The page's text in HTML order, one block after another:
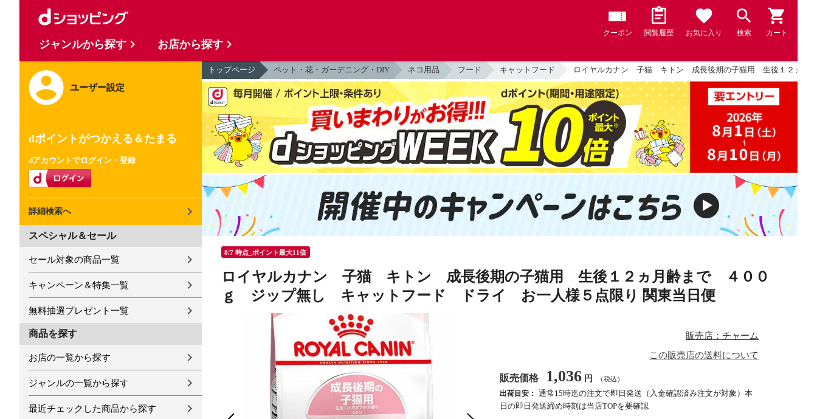
クーポン 閲覧履歴 お気に入り 検索 カート
ユーザー設定
dポイントがつかえる＆たまる
dアカウントでログイン・登録
詳細検索へ
スペシャル＆セール
セール対象の商品一覧
キャンペーン＆特集一覧
無料抽選プレゼント一覧
商品を探す
お店の一覧から探す
ジャンルの一覧から探す
最近チェックした商品から探す
トップページ ペット・花・ガーデニング・DIY ネコ用品 フード キャットフード ロイヤルカナン 子猫 キトン 成長後期の子猫用 生後１２ヵ月
8/7 時点_ポイント最大11倍
ロイヤルカナン 子猫 キトン 成長後期の子猫用 生後１２ヵ月齢まで ４００
ｇ ジップ無し キャットフード ドライ お一人様５点限り 関東当日便
販売店：チャーム
この販売店の送料について
販売価格 1,036 円 （税込）
出荷目安： 通常15時迄の注文で即日発送（入金確認済み注文が対象）本
日の即日発送締め時刻は当店TOPを要確認
ジャンルから探す お店から探す